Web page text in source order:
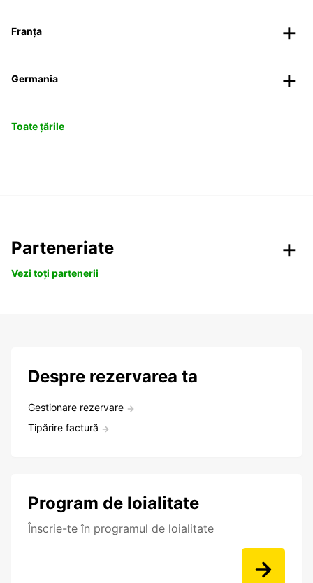
Franța
Germania
Toate țările
Parteneriate
Vezi toți partenerii
Despre rezervarea ta
Gestionare rezervare
Tipărire factură
Program de loialitate
Înscrie-te în programul de loialitate